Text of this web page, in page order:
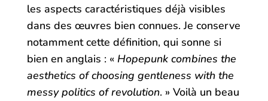
les aspects caractéristiques déjà visibles
dans des œuvres bien connues. Je conserve
notamment cette définition, qui sonne si
bien en anglais : « Hopepunk combines the
aesthetics of choosing gentleness with the
messy politics of revolution. » Voilà un beau